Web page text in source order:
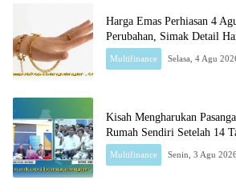
Harga Emas Perhiasan 4
Perubahan, Simak Detail
Multifinance
Kisah Mengharukan
Rumah Sendiri Setelah 14
Multifinance